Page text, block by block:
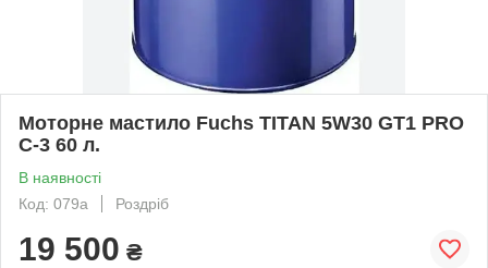
Моторне мастило Fuchs TITAN 5W30 GT1 PRO
С-3 60 л.
В наявності
Код: 079а
Роздріб
19 500 ₴